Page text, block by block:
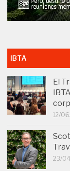
IBTA
El
12/
23/